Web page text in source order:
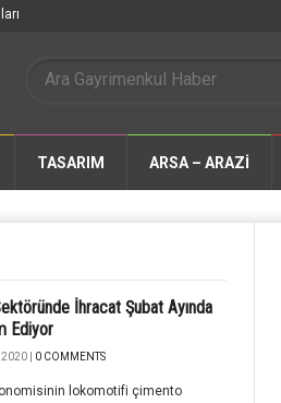
TASARIM ARSA – ARAZİ
İhracat Şubat Ayında
Ediyor
| 0 COMMENTS
lokomotifi çimento